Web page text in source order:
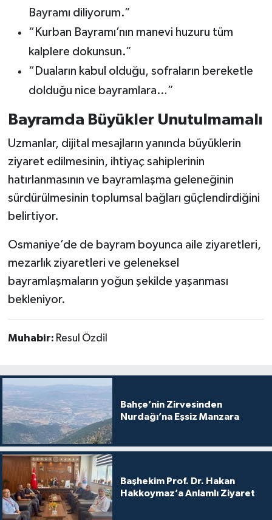
Bayramı diliyorum.”
“Kurban Bayramı’nın manevi huzuru tüm
kalplere dokunsun.”
“Duaların kabul olduğu, sofraların bereketle
dolduğu nice bayramlara…”
Bayramda Büyükler Unutulmamalı
Uzmanlar, dijital mesajların yanında büyüklerin
ziyaret edilmesinin, ihtiyaç sahiplerinin
hatırlanmasının ve bayramlaşma geleneğinin
sürdürülmesinin toplumsal bağları güçlendirdiğini
belirtiyor.
Osmaniye’de de bayram boyunca aile ziyaretleri,
mezarlık ziyaretleri ve geleneksel
bayramlaşmaların yoğun şekilde yaşanması
bekleniyor.
Muhabir: Resul Özdil
Bahçe’nin Zirvesinden
Nurdağı’na Eşsiz Manzara
Başhekim Prof. Dr. Hakan
Hakkoymaz’a Anlamlı Ziyaret